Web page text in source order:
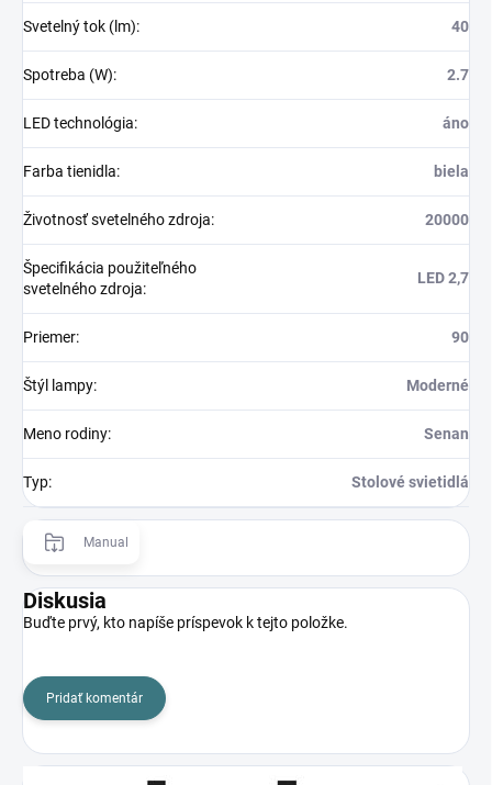
Svetelný tok (lm): 40
Spotreba (W): 2.7
LED technológia: áno
Farba tienidla: biela
Životnosť svetelného zdroja: 20000
Špecifikácia použiteľného
svetelného zdroja:
LED 2,7
Priemer: 90
Štýl lampy: Moderné
Meno rodiny: Senan
Typ: Stolové svietidlá
Manual
Diskusia
Buďte prvý, kto napíše príspevok k tejto položke.
Pridať komentár